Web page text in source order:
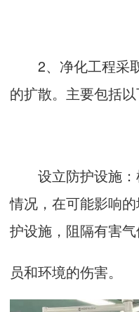
2、净化工程采
的扩散。主要包括以
设立防护设施：
情况，在可能影响
护设施，阻隔有害
员和环境的伤害。